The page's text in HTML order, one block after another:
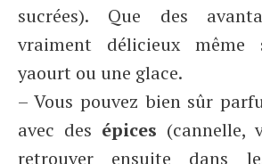
sucrées). Que des
vraiment délicieux
yaourt ou une glace.
– Vous pouvez bien sûr
avec des épices (cannelle,
retrouver ensuite dans